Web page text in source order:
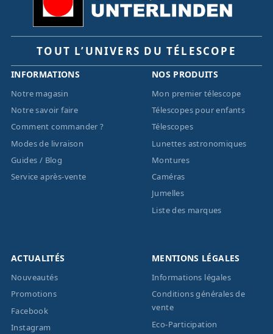
TOUT L’UNIVERS DU TÉLESCOPE
INFORMATIONS
Notre magasin
Notre savoir faire
Comment commander ?
Modes de livraison
Guides / Blog
Service après-vente
NOS PRODUITS
Mon premier télescope
Télescopes pour enfants
Télescopes
Lunettes astronomiques
Montures
Caméras
Jumelles
Liste des marques
ACTUALITÉS
Nouveautés
Promotions
Facebook
Instagram
MENTIONS LÉGALES
Informations légales
Conditions générales de
vente
Eco-Participation